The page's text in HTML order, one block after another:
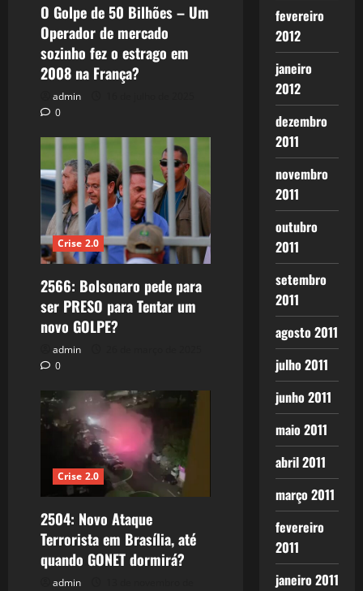
O Golpe de 50 Bilhões – Um
Operador de mercado
sozinho fez o estrago em
2008 na França?
admin
0
Crise 2.0
2566: Bolsonaro pede para
ser PRESO para Tentar um
novo GOLPE?
admin
0
Crise 2.0
2504: Novo Ataque
Terrorista em Brasília, até
quando GONET dormirá?
admin
fevereiro
2012
janeiro
2012
dezembro
2011
novembro
2011
outubro
2011
setembro
2011
agosto 2011
julho 2011
junho 2011
maio 2011
abril 2011
março 2011
fevereiro
2011
janeiro 2011